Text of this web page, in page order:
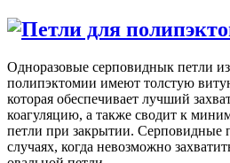
Одноразовые серповиднык петли
полипэктомии имеют толстую
которая обеспечивает лучший
коагуляцию, а также сводит к
петли при закрытии. Серповидные
случаях, когда невозможно